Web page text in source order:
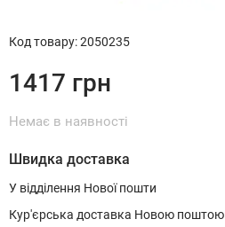
Код товару:2050235
1417 грн
Немає в наявності
Швидка доставка
У відділення Нової пошти
Кур'єрська доставка Новою поштою